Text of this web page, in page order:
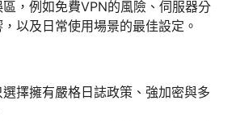
，例如免費VPN的風險、伺服器分
以及日常使用場景的最佳設定。
擇擁有嚴格日誌政策、強加密與多